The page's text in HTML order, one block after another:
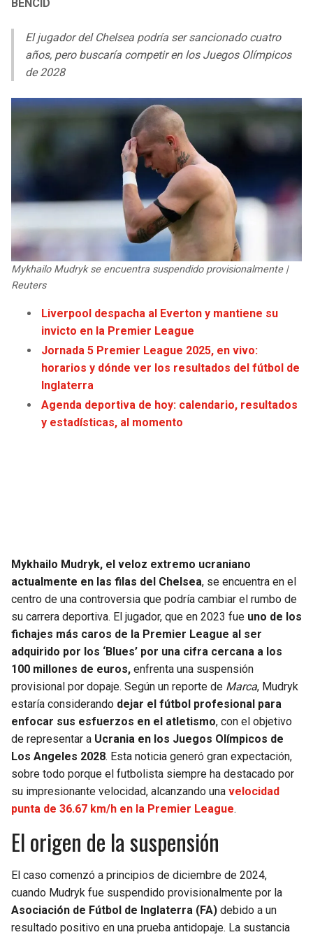
LIGA DE EXPANSIÓN MX
LEAGUES CUP
UEFA EUROPA LEAGUE
UEFA CONFERENCE LEAGUE
MLS
COPA LIBERTADORES
OTRAS LIGAS
RAIDERS
CHARGERS
RAVENS
COLTS
JAGUARS
TITANS
RAMS
49ERS
SEAHAWKS
BEARS
LIONS
PACKERS
VIKINGS
FALCONS
SAINTS
CAVALIERS
PISTONS
PACERS
MAGIC
WIZARDS
WARRIORS
ROCKETS
GRIZZLIES
PELICANS
SPURS
NUGGETS
TIMBERWOLVES
THUNDER
TRAIL BLAZERS
BENCID
El jugador del Chelsea podría ser sancionado cuatro
años, pero buscaría competir en los Juegos Olímpicos
de 2028
Mykhailo Mudryk se encuentra suspendido provisionalmente |
Reuters
Liverpool despacha al Everton y mantiene su
invicto en la Premier League
Jornada 5 Premier League 2025, en vivo:
horarios y dónde ver los resultados del fútbol de
Inglaterra
Agenda deportiva de hoy: calendario, resultados
y estadísticas, al momento
Mykhailo Mudryk, el veloz extremo ucraniano
actualmente en las filas del Chelsea, se encuentra en el
centro de una controversia que podría cambiar el rumbo de
su carrera deportiva. El jugador, que en 2023 fue uno de los
fichajes más caros de la Premier League al ser
adquirido por los ‘Blues’ por una cifra cercana a los
100 millones de euros, enfrenta una suspensión
provisional por dopaje. Según un reporte de Marca, Mudryk
estaría considerando dejar el fútbol profesional para
enfocar sus esfuerzos en el atletismo, con el objetivo
de representar a Ucrania en los Juegos Olímpicos de
Los Angeles 2028. Esta noticia generó gran expectación,
sobre todo porque el futbolista siempre ha destacado por
su impresionante velocidad, alcanzando una velocidad
punta de 36.67 km/h en la Premier League.
El origen de la suspensión
El caso comenzó a principios de diciembre de 2024,
cuando Mudryk fue suspendido provisionalmente por la
Asociación de Fútbol de Inglaterra (FA) debido a un
resultado positivo en una prueba antidopaje. La sustancia